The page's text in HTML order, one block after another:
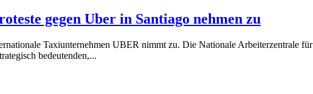
gegen Uber in Santiago nehmen zu
Taxiunternehmen UBER nimmt zu. Die Nationale Arbeiterzentrale
bedeutenden,...